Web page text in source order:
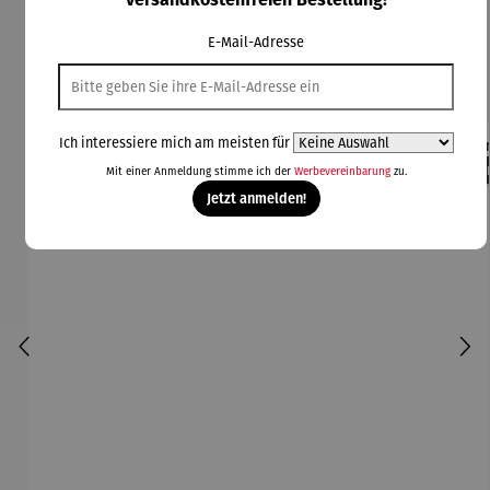
Kunden kauften auch
Derzeit vergriffen
42% gespartRabatt30% gespartRabatt
E-Mail-Adresse
Ich interessiere mich am meisten für
Mit einer Anmeldung stimme ich der Werbevereinbarungzu.
Jetzt anmelden!